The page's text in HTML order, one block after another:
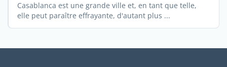
Casablanca est une grande ville et, en tant que telle,
elle peut paraître effrayante, d'autant plus ...